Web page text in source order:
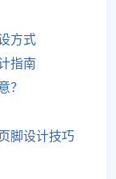
方式
指南
？
脚设计技巧